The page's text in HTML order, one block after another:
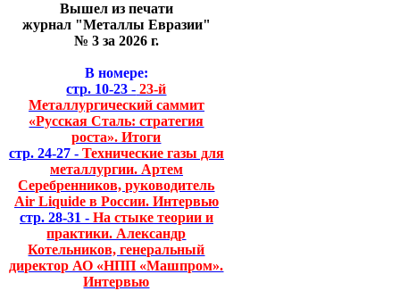
Вышел из печати
журнал "Металлы Евразии"
№ 3 за 2026 г.
В номере:
стр. 10-23 - 23-й
Металлургический саммит
«Русская Сталь: стратегия
роста». Итоги
стр. 24-27 - Технические газы для
металлургии. Артем
Серебренников, руководитель
Air Liquide в России. Интервью
стр. 28-31 - На стыке теории и
практики. Александр
Котельников, генеральный
директор АО «НПП «Машпром».
Интервью